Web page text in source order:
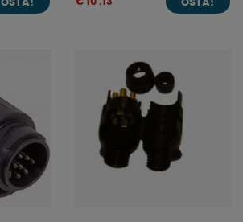
OSTA! OSTA!